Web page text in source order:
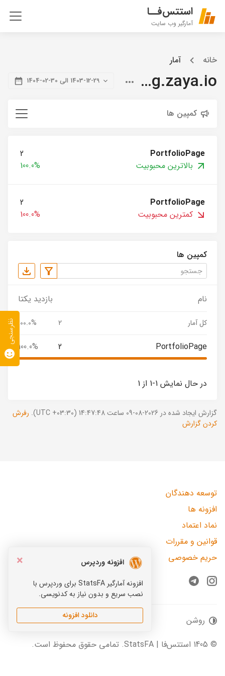
استتس‌فــا
آمارگیر وب سایت
خانه آمار
blog.zaya.io 1403-12-29 الی 30-02-1404
کمپین ها
PortfolioPage
2
بالاترین محبوبیت
100.0%
PortfolioPage
2
کمترین محبوبیت
100.0%
کمپین ها
نام بازدید یکتا
کل آمار 2
100.0%
PortfolioPage
2
100.0%
در حال نمایش 1-1 از 1
گزارش ایجاد شده در 2026-08-09 ساعت 14:47:48 (UTC +03:30).
رفرش
کردن گزارش
×
افزونه وردپرس
افزونه آمارگیر StatsFA برای وردپرس با
نصب سریع و بدون نیاز به کدنویسی.
دانلود افزونه
توسعه دهندگان
افزونه ها
نماد اعتماد
قوانین و مقررات
حریم خصوصی
Instagram
Telegram
© 1405 استتس‌فا | StatsFA. تمامی حقوق محفوظ است.
روشن
نظرسنجی